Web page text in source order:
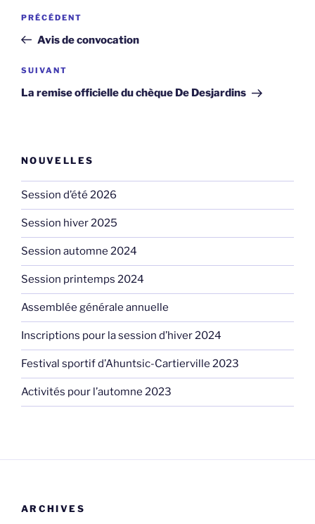
Navigation
l'article
Article
précédent
PRÉCÉDENT
Avis de convocation
Article
suivant
SUIVANT
La remise officielle du chèque De Desjardins
NOUVELLES
Session d’été 2026
Session hiver 2025
Session automne 2024
Session printemps 2024
Assemblée générale annuelle
Inscriptions pour la session d’hiver 2024
Festival sportif d’Ahuntsic-Cartierville 2023
Activités pour l’automne 2023
ARCHIVES